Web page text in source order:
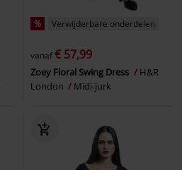
% Verwijderbare onderdelen
vanaf€ 57,99
Zoey Floral Swing Dress
H&R
London
Midi-jurk